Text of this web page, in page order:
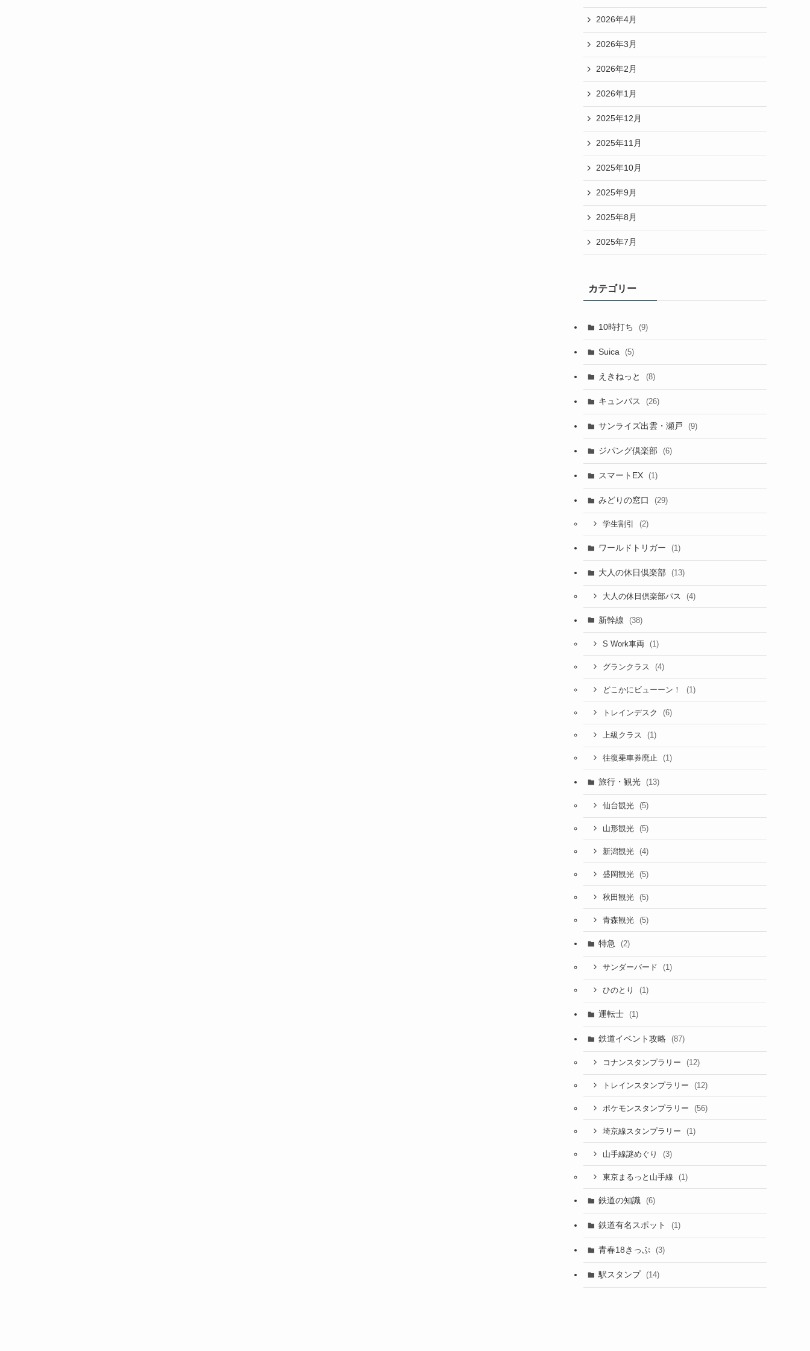
2026年4月
2026年3月
2026年2月
2026年1月
2025年12月
2025年11月
2025年10月
2025年9月
2025年8月
2025年7月
カテゴリー
10時打ち (9)
Suica (5)
えきねっと (8)
キュンパス (26)
サンライズ出雲・瀬戸 (9)
ジパング倶楽部 (6)
スマートEX (1)
みどりの窓口 (29)
学生割引 (2)
ワールドトリガー (1)
大人の休日倶楽部 (13)
大人の休日倶楽部パス (4)
新幹線 (38)
S Work車両 (1)
グランクラス (4)
どこかにビューーン！ (1)
トレインデスク (6)
上級クラス (1)
往復乗車券廃止 (1)
旅行・観光 (13)
仙台観光 (5)
山形観光 (5)
新潟観光 (4)
盛岡観光 (5)
秋田観光 (5)
青森観光 (5)
特急 (2)
サンダーバード (1)
ひのとり (1)
運転士 (1)
鉄道イベント攻略 (87)
コナンスタンプラリー (12)
トレインスタンプラリー (12)
ポケモンスタンプラリー (56)
埼京線スタンプラリー (1)
山手線謎めぐり (3)
東京まるっと山手線 (1)
鉄道の知識 (6)
鉄道有名スポット (1)
青春18きっぷ (3)
駅スタンプ (14)